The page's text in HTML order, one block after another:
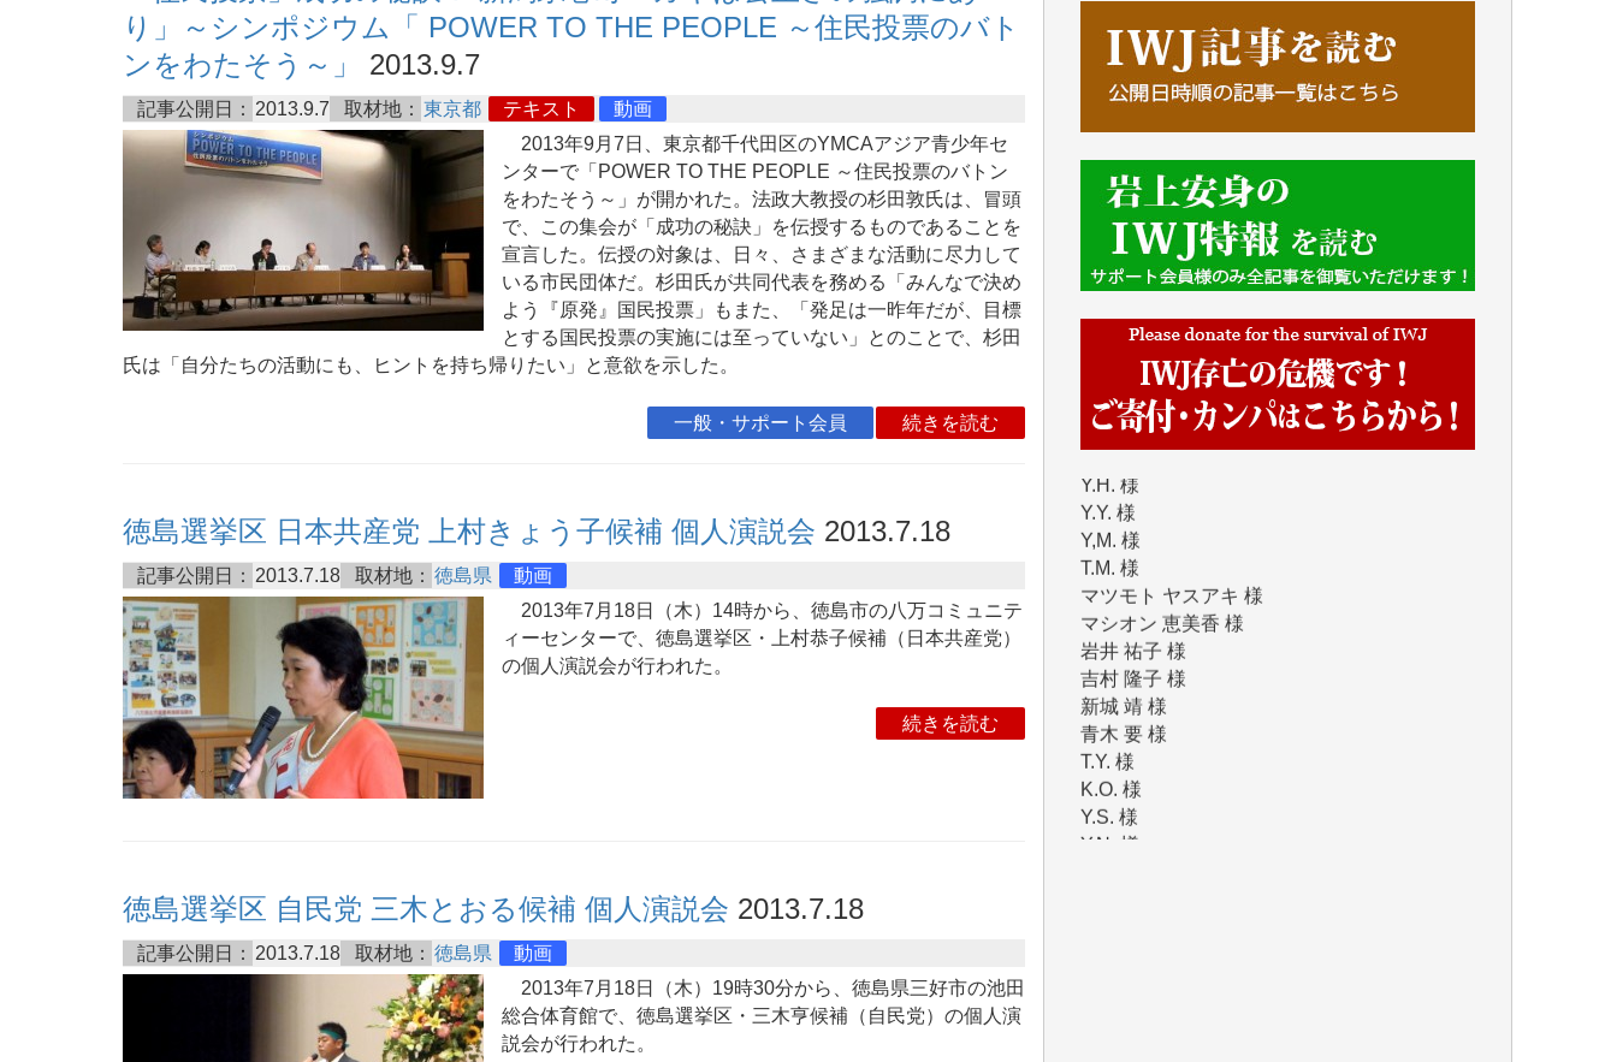
り」～シンポジウム「 POWER TO THE PEOPLE ～住民投票のバト
ンをわたそう～」
2013.9.7
記事公開日： 2013.9.7 取材地： 東京都 テキスト
動画
2013年9月7日、東京都千代田区のYMCAアジア青少年セ
ンターで「POWER TO THE PEOPLE ～住民投票のバトン
をわたそう～」が開かれた。法政大教授の杉田敦氏は、冒頭
で、この集会が「成功の秘訣」を伝授するものであることを
宣言した。伝授の対象は、日々、さまざまな活動に尽力して
いる市民団体だ。杉田氏が共同代表を務める「みんなで決め
よう『原発』国民投票」もまた、「発足は一昨年だが、目標
とする国民投票の実施には至っていない」とのことで、杉田
氏は「自分たちの活動にも、ヒントを持ち帰りたい」と意欲を示した。
一般・サポート会員 続きを読む
徳島選挙区 日本共産党 上村きょう子候補 個人演説会 2013.7.18
記事公開日： 2013.7.18 取材地： 徳島県
動画
2013年7月18日（木）14時から、徳島市の八万コミュニテ
ィーセンターで、徳島選挙区・上村恭子候補（日本共産党）
の個人演説会が行われた。
続きを読む
徳島選挙区 自民党 三木とおる候補 個人演説会 2013.7.18
記事公開日： 2013.7.18 取材地： 徳島県
動画
2013年7月18日（木）19時30分から、徳島県三好市の池田
総合体育館で、徳島選挙区・三木亨候補（自民党）の個人演
説会が行われた。
IWJには、ご寄付・カンパをいただいた方々
より、たくさんの応援のメッセージが届いて
います。感謝を込めて、その一部をここにご
紹介いたします。
■■■■■■
■2026年7月、ご寄付いただいた皆さま、心よ
り感謝を申し上げます。
Y.H. 様
Y.Y. 様
Y,M. 様
T.M. 様
マツモト ヤスアキ 様
マシオン 恵美香 様
岩井 祐子 様
吉村 隆子 様
新城 靖 様
青木 要 様
T.Y. 様
K.O. 様
Y.S. 様
Y.N. 様
y.m. 様
R.N. 様